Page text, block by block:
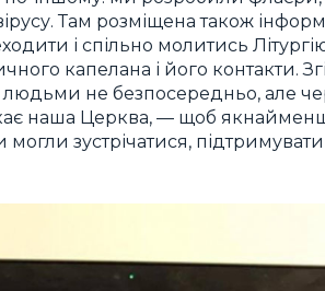
Там розміщена також
і спільно молитись
капелана і його контакти.
не безпосередньо, але
наша Церква, — щоб
могли зустрічатися,